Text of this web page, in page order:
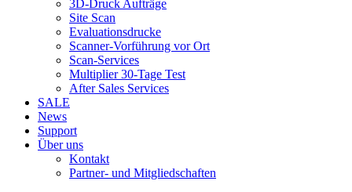
3D-Druck Aufträge
Site Scan
Evaluationsdrucke
Scanner-Vorführung vor Ort
Scan-Services
Multiplier 30-Tage Test
After Sales Services
SALE
News
Support
Über uns
Kontakt
Partner- und Mitgliedschaften